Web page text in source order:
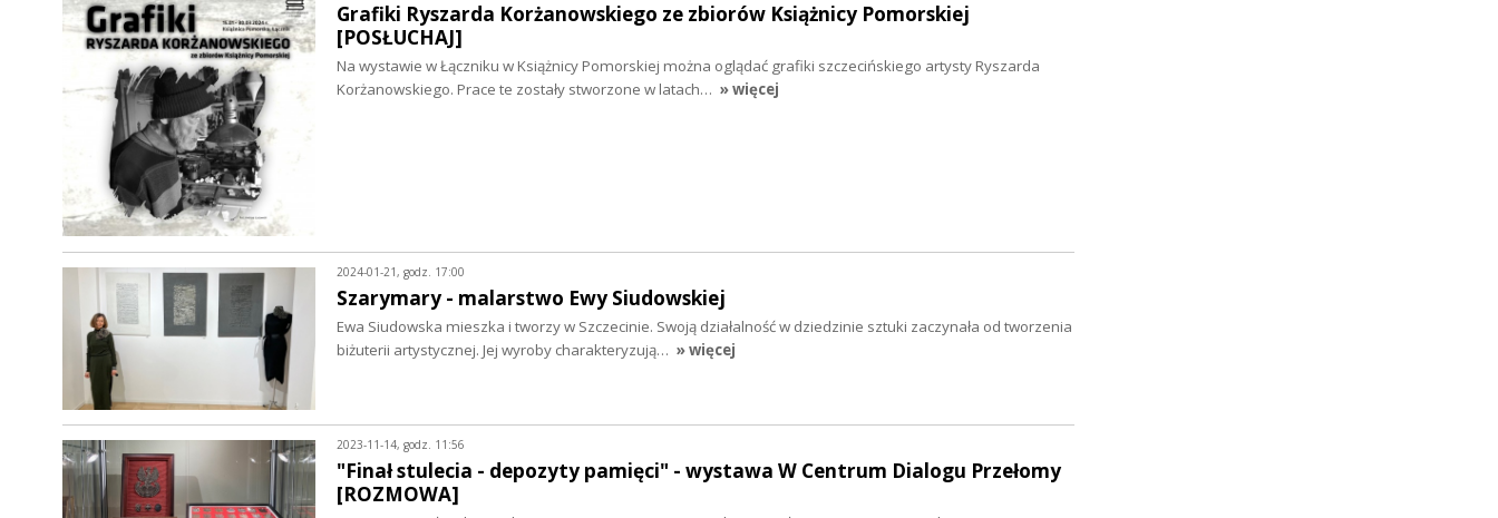
Grafiki Ryszarda Korżanowskiego ze zbiorów Książnicy Pomorskiej
[POSŁUCHAJ]
Na wystawie w Łączniku w Książnicy Pomorskiej można oglądać grafiki szczecińskiego artysty Ryszarda
Korżanowskiego. Prace te zostały stworzone w latach… » więcej
2024-01-21, godz. 17:00
Szarymary - malarstwo Ewy Siudowskiej
Ewa Siudowska mieszka i tworzy w Szczecinie. Swoją działalność w dziedzinie sztuki zaczynała od tworzenia
biżuterii artystycznej. Jej wyroby charakteryzują… » więcej
2023-11-14, godz. 11:56
"Finał stulecia - depozyty pamięci" - wystawa W Centrum Dialogu Przełomy
[ROZMOWA]